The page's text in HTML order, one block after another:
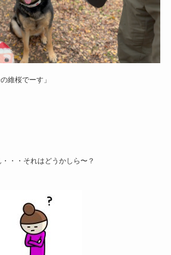
維桜でーす」
・・・それはどうかしら〜？